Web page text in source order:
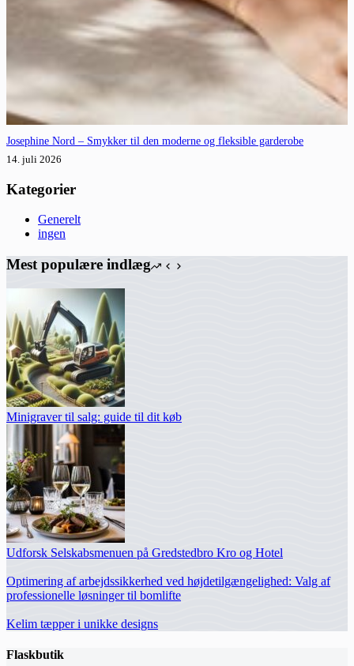
Josephine Nord – Smykker til den moderne og fleksible garderobe
14. juli 2026
Kategorier
Generelt
ingen
Mest populære indlæg
Minigraver til salg: guide til dit køb
Udforsk Selskabsmenuen på Gredstedbro Kro og Hotel
Optimering af arbejdssikkerhed ved højdetilgængelighed: Valg af
professionelle løsninger til bomlifte
Kelim tæpper i unikke designs
Flaskbutik